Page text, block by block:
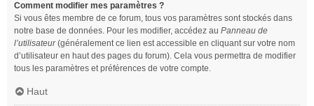
Comment modifier mes paramètres ?
Si vous êtes membre de ce forum, tous vos paramètres sont stockés dans
notre base de données. Pour les modifier, accédez au Panneau de
l’utilisateur(généralement ce lien est accessible en cliquant sur votre nom
d’utilisateur en haut des pages du forum). Cela vous permettra de modifier
tous les paramètres et préférences de votre compte.
Haut